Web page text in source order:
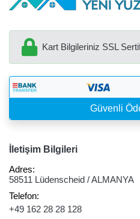
Kart Bilgileriniz SSL
Güvenli
İletişim Bilgileri
Adres:
58511 Lüdenscheid / ALMANYA
Telefon:
+49 162 28 28 128